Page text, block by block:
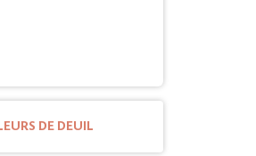
DE DEUIL